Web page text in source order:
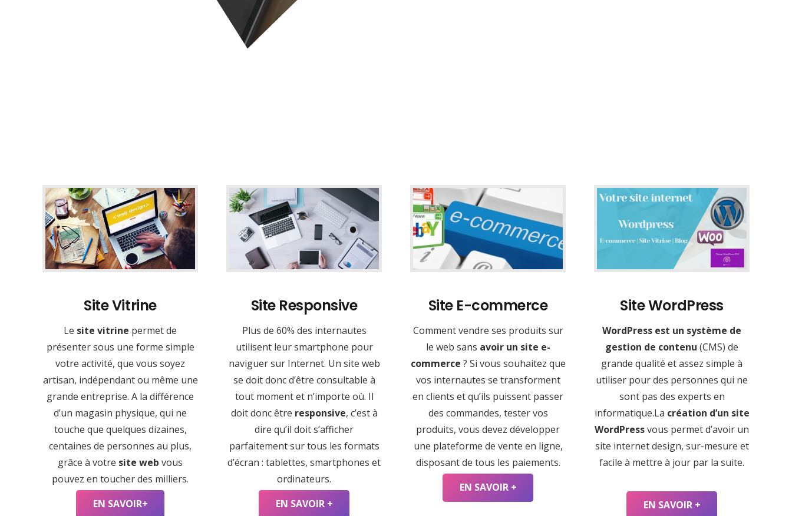
Site Vitrine
Le site vitrine permet de
présenter sous une forme simple
votre activité, que vous soyez
artisan, indépendant ou même une
grande entreprise. A la différence
d’un magasin physique, qui ne
touche que quelques dizaines,
centaines de personnes au plus,
grâce à votre site web vous
pouvez en toucher des milliers.
EN SAVOIR+
Site Responsive
Plus de 60% des internautes
utilisent leur smartphone pour
naviguer sur Internet. Un site web
se doit donc d’être consultable à
tout moment et n’importe où. Il
doit donc être responsive, c’est à
dire qu’il doit s’afficher
parfaitement sur tous les formats
d’écran : tablettes, smartphones et
ordinateurs.
EN SAVOIR +
Site E-commerce
Comment vendre ses produits sur
le web sans avoir un site e-
commerce ? Si vous souhaitez que
vos internautes se transforment
en clients et qu’ils puissent passer
des commandes, tester vos
produits, vous devez développer
une plateforme de vente en ligne,
disposant de tous les paiements.
EN SAVOIR +
Site WordPress
WordPress est un système de
gestion de contenu (CMS) de
grande qualité et assez simple à
utiliser pour des personnes qui ne
sont pas des experts en
informatique.La création d’un site
WordPressvous permet d’avoir un
site internet design, sur-mesure et
facile à mettre à jour par la suite.
EN SAVOIR +